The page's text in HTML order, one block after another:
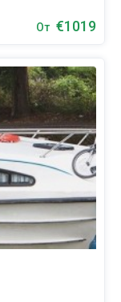
От €1019